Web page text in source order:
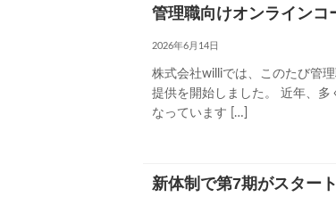
管理職向けオンラインコ
2026年6月14日
株式会社williでは、このたび管
提供を開始しました。 近年、多
なっています […]
新体制で第7期がスタート